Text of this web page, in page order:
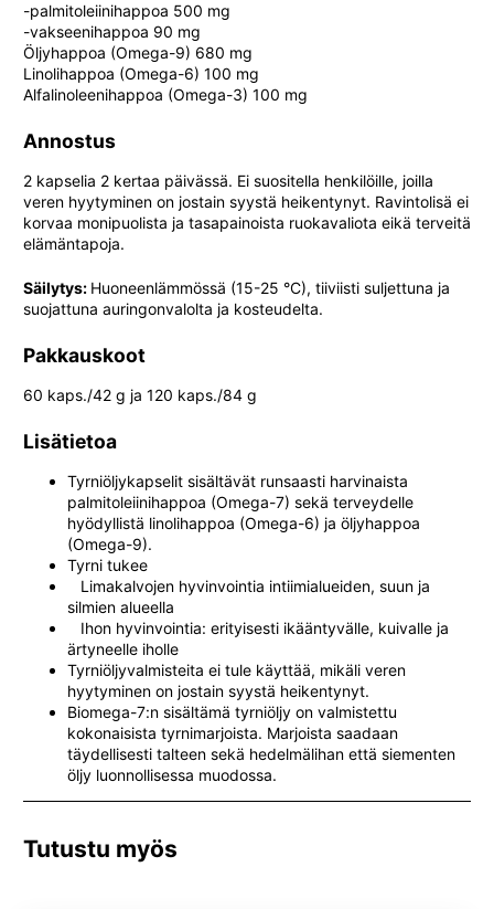
-palmitoleiinihappoa 500 mg
-vakseenihappoa 90 mg
Öljyhappoa (Omega-9) 680 mg
Linolihappoa (Omega-6) 100 mg
Alfalinoleenihappoa (Omega-3) 100 mg
Annostus
2 kapselia 2 kertaa päivässä. Ei suositella henkilöille, joilla
veren hyytyminen on jostain syystä heikentynyt. Ravintolisä ei
korvaa monipuolista ja tasapainoista ruokavaliota eikä terveitä
elämäntapoja.
Säilytys: Huoneenlämmössä (15-25 °C), tiiviisti suljettuna ja
suojattuna auringonvalolta ja kosteudelta.
Pakkauskoot
60 kaps./42 g ja 120 kaps./84 g
Lisätietoa
Tyrniöljykapselit sisältävät runsaasti harvinaista
palmitoleiinihappoa (Omega-7) sekä terveydelle
hyödyllistä linolihappoa (Omega-6) ja öljyhappoa
(Omega-9).
Tyrni tukee
Limakalvojen hyvinvointia intiimialueiden, suun ja
silmien alueella
Ihon hyvinvointia: erityisesti ikääntyvälle, kuivalle ja
ärtyneelle iholle
Tyrniöljyvalmisteita ei tule käyttää, mikäli veren
hyytyminen on jostain syystä heikentynyt.
Biomega-7:n sisältämä tyrniöljy on valmistettu
kokonaisista tyrnimarjoista. Marjoista saadaan
täydellisesti talteen sekä hedelmälihan että siementen
öljy luonnollisessa muodossa.
Tutustu myös